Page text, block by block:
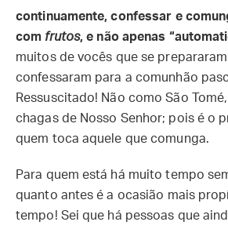
continuamente, confessar e
com frutos, e não apenas
muitos de vocês que se
confessaram para a comunhão
Ressuscitado! Não como São
chagas de Nosso Senhor; pois é o
quem toca aquele que comunga.
Para quem está há muito tempo
quanto antes é a ocasião mais
tempo! Sei que há pessoas que